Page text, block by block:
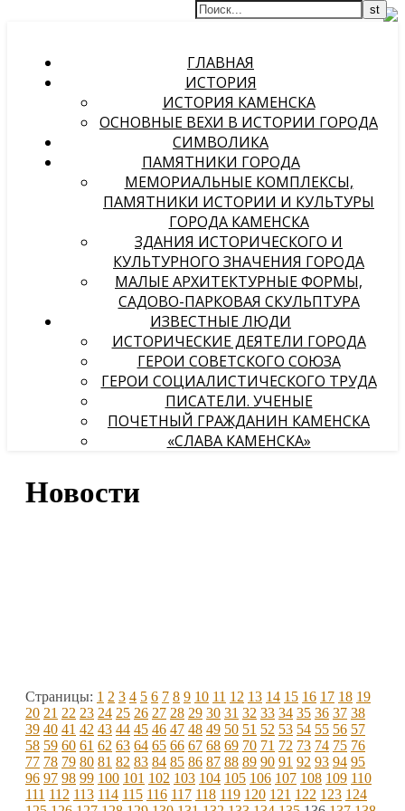
ГЛАВНАЯ
ИСТОРИЯ
ИСТОРИЯ КАМЕНСКА
ОСНОВНЫЕ ВЕХИ В ИСТОРИИ ГОРОДА
СИМВОЛИКА
ПАМЯТНИКИ ГОРОДА
МЕМОРИАЛЬНЫЕ КОМПЛЕКСЫ,
ПАМЯТНИКИ ИСТОРИИ И КУЛЬТУРЫ
ГОРОДА КАМЕНСКА
ЗДАНИЯ ИСТОРИЧЕСКОГО И
КУЛЬТУРНОГО ЗНАЧЕНИЯ ГОРОДА
МАЛЫЕ АРХИТЕКТУРНЫЕ ФОРМЫ,
САДОВО-ПАРКОВАЯ СКУЛЬПТУРА
ИЗВЕСТНЫЕ ЛЮДИ
ИСТОРИЧЕСКИЕ ДЕЯТЕЛИ ГОРОДА
ГЕРОИ СОВЕТСКОГО СОЮЗА
ГЕРОИ СОЦИАЛИСТИЧЕСКОГО ТРУДА
ПИСАТЕЛИ. УЧЕНЫЕ
ПОЧЕТНЫЙ ГРАЖДАНИН КАМЕНСКА
«СЛАВА КАМЕНСКА»
Новости
Страницы: 1 2 3 4 5 6 7 8 9 10 11 12 13 14 15 16 17 18 19
20 21 22 23 24 25 26 27 28 29 30 31 32 33 34 35 36 37 38
39 40 41 42 43 44 45 46 47 48 49 50 51 52 53 54 55 56 57
58 59 60 61 62 63 64 65 66 67 68 69 70 71 72 73 74 75 76
77 78 79 80 81 82 83 84 85 86 87 88 89 90 91 92 93 94 95
96 97 98 99 100 101 102 103 104 105 106 107 108 109 110
111 112 113 114 115 116 117 118 119 120 121 122 123 124